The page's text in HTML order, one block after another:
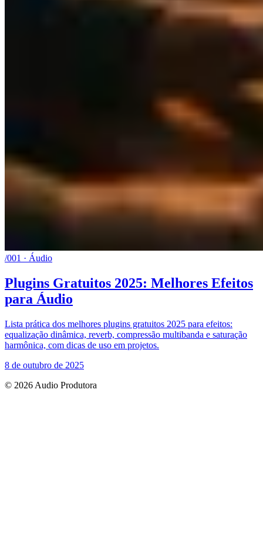
/001 · Áudio
Plugins Gratuitos 2025: Melhores Efeitos
para Áudio
Lista prática dos melhores plugins gratuitos 2025 para efeitos:
equalização dinâmica, reverb, compressão multibanda e saturação
harmônica, com dicas de uso em projetos.
8 de outubro de 2025
© 2026 Audio Produtora